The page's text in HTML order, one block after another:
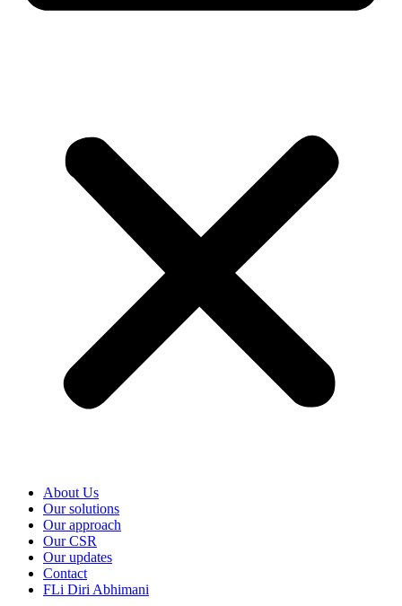
About Us
Our solutions
Our approach
Our CSR
Our updates
Contact
FLi Diri Abhimani